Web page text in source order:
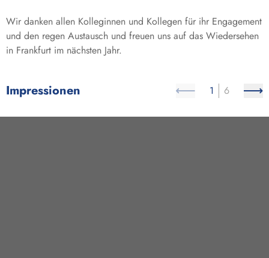
Wir danken allen Kolleginnen und Kollegen für ihr Engagement
und den regen Austausch und freuen uns auf das Wiedersehen
in Frankfurt im nächsten Jahr.
Impressionen 1 6